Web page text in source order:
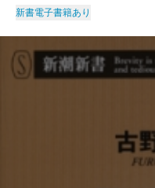
新書電子書籍あり